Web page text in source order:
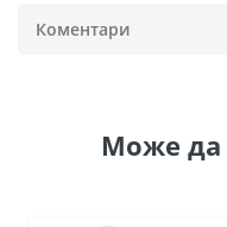
Коментари
Може да